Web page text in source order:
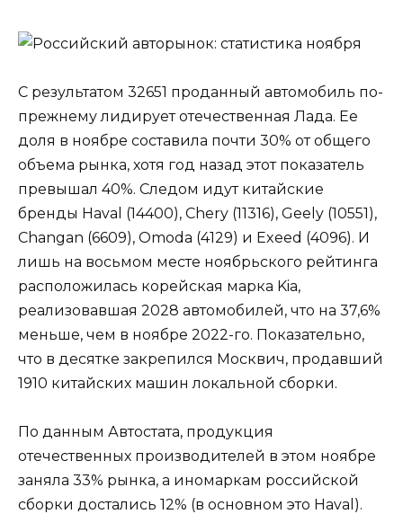
С результатом 32651 проданный автомобиль по-
прежнему лидирует отечественная Лада. Ее
доля в ноябре составила почти 30% от общего
объема рынка, хотя год назад этот показатель
превышал 40%. Следом идут китайские
бренды Haval (14400), Chery (11316), Geely (10551),
Changan (6609), Omoda (4129) и Exeed (4096). И
лишь на восьмом месте ноябрьского рейтинга
расположилась корейская марка Kia,
реализовавшая 2028 автомобилей, что на 37,6%
меньше, чем в ноябре 2022-го. Показательно,
что в десятке закрепился Москвич, продавший
1910 китайских машин локальной сборки.
По данным Автостата, продукция
отечественных производителей в этом ноябре
заняла 33% рынка, а иномаркам российской
сборки достались 12% (в основном это Haval).